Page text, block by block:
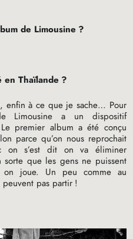
de Limousine ?
en Thaïlande ?
enfin à ce que je sache… Pour
Limousine a un dispositif
premier album a été conçu
parce qu’on nous reprochait
on s’est dit on va éliminer
sorte que les gens ne puissent
joue. Un peu comme au
pas partir !